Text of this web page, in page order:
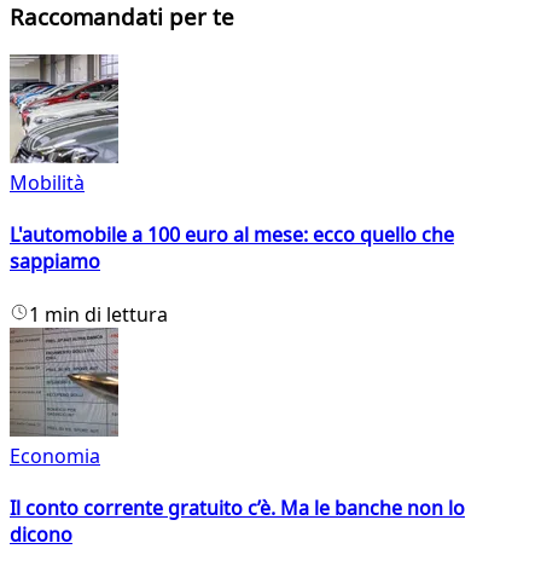
Raccomandati per te
Mobilità
L'automobile a 100 euro al mese: ecco quello che
sappiamo
1 min di lettura
Economia
Il conto corrente gratuito c’è. Ma le banche non lo
dicono